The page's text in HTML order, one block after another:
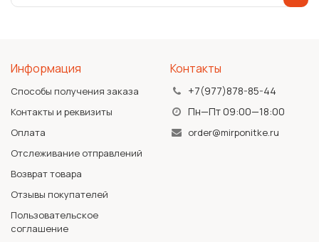
Информация
Способы получения заказа
Контакты и реквизиты
Оплата
Отслеживание отправлений
Возврат товара
Отзывы покупателей
Пользовательское
соглашение
Контакты
+7(977)878-85-44
Пн—Пт 09:00—18:00
order@mirponitke.ru